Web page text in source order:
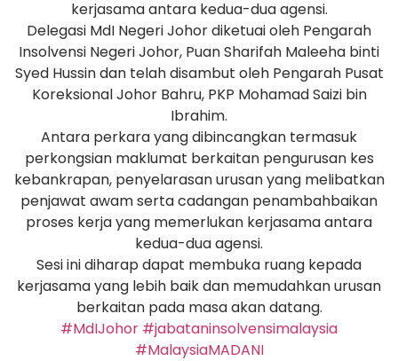
kerjasama antara kedua-dua agensi.
Delegasi MdI Negeri Johor diketuai oleh Pengarah
Insolvensi Negeri Johor, Puan Sharifah Maleeha binti
Syed Hussin dan telah disambut oleh Pengarah Pusat
Koreksional Johor Bahru, PKP Mohamad Saizi bin
Ibrahim.
Antara perkara yang dibincangkan termasuk
perkongsian maklumat berkaitan pengurusan kes
kebankrapan, penyelarasan urusan yang melibatkan
penjawat awam serta cadangan penambahbaikan
proses kerja yang memerlukan kerjasama antara
kedua-dua agensi.
Sesi ini diharap dapat membuka ruang kepada
kerjasama yang lebih baik dan memudahkan urusan
berkaitan pada masa akan datang.
#MdIJohor #jabataninsolvensimalaysia
#MalaysiaMADANI